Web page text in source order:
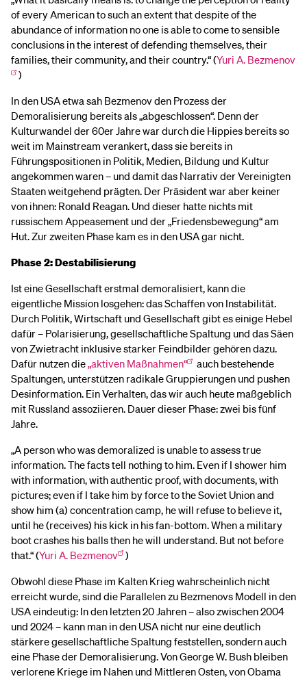
of every American to such an extent that despite of the
abundance of information no one is able to come to sensible
conclusions in the interest of defending themselves, their
families, their community, and their country.“ (Yuri A. Bezmenov
)
In den USA etwa sah Bezmenov den Prozess der
Demoralisierung bereits als „abgeschlossen“. Denn der
Kulturwandel der 60er Jahre war durch die Hippies bereits so
weit im Mainstream verankert, dass sie bereits in
Führungspositionen in Politik, Medien, Bildung und Kultur
angekommen waren – und damit das Narrativ der Vereinigten
Staaten weitgehend prägten. Der Präsident war aber keiner
von ihnen: Ronald Reagan. Und dieser hatte nichts mit
russischem Appeasement und der „Friedensbewegung“ am
Hut. Zur zweiten Phase kam es in den USA gar nicht.
Phase 2: Destabilisierung
Ist eine Gesellschaft erstmal demoralisiert, kann die
eigentliche Mission losgehen: das Schaffen von Instabilität.
Durch Politik, Wirtschaft und Gesellschaft gibt es einige Hebel
dafür – Polarisierung, gesellschaftliche Spaltung und das Säen
von Zwietracht inklusive starker Feindbilder gehören dazu.
Dafür nutzen die„aktiven Maßnahmen“
auch bestehende
Spaltungen, unterstützen radikale Gruppierungen und pushen
Desinformation. Ein Verhalten, das wir auch heute maßgeblich
mit Russland assoziieren. Dauer dieser Phase: zwei bis fünf
Jahre.
„A person who was demoralized is unable to assess true
information. The facts tell nothing to him. Even if I shower him
with information, with authentic proof, with documents, with
pictures; even if I take him by force to the Soviet Union and
show him (a) concentration camp, he will refuse to believe it,
until he (receives) his kick in his fan-bottom. When a military
boot crashes his balls then he will understand. But not before
that.“ (Yuri A. Bezmenov )
Obwohl diese Phase im Kalten Krieg wahrscheinlich nicht
erreicht wurde, sind die Parallelen zu Bezmenovs Modell in den
USA eindeutig: In den letzten 20 Jahren – also zwischen 2004
und 2024 – kann man in den USA nicht nur eine deutlich
stärkere gesellschaftliche Spaltung feststellen, sondern auch
eine Phase der Demoralisierung. Von George W. Bush bleiben
verlorene Kriege im Nahen und Mittleren Osten, von Obama